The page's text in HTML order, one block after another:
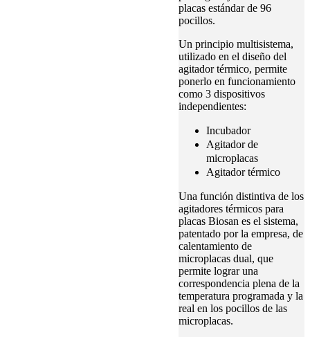
placas estándar de 96
pocillos.
Un principio multisistema,
utilizado en el diseño del
agitador térmico, permite
ponerlo en funcionamiento
como 3 dispositivos
independientes:
Incubador
Agitador de
microplacas
Agitador térmico
Una función distintiva de los
agitadores térmicos para
placas Biosan es el sistema,
patentado por la empresa, de
calentamiento de
microplacas dual, que
permite lograr una
correspondencia plena de la
temperatura programada y la
real en los pocillos de las
microplacas.